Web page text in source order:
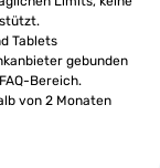
Tablets
gebunden
Bereich.
von 2 Monaten